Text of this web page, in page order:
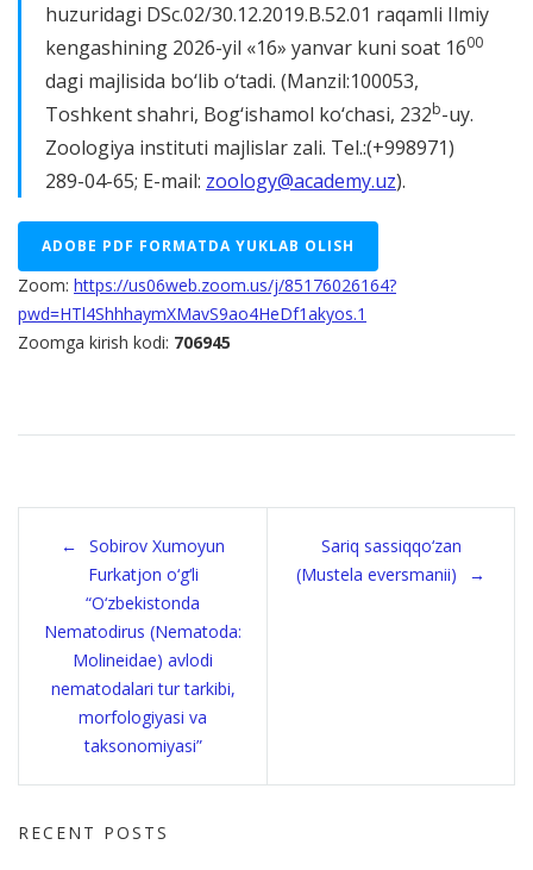
huzuridagi DSc.02/30.12.2019.B.52.01 raqamli Ilmiy
kengashining 2026-yil «16» yanvar kuni soat 1600
dagi majlisida bo‘lib o‘tadi. (Manzil:100053,
Toshkent shahri, Bog‘ishamol ko‘chasi, 232b-uy.
Zoologiya instituti majlislar zali. Tel.:(+998971)
289-04-65; Е-mail: zoology@academy.uz).
ADOBE PDF FORMATDA YUKLAB OLISH
Zoom: https://us06web.zoom.us/j/85176026164?
pwd=HTl4ShhhaymXMavS9ao4HeDf1akyos.1
Zoomga kirish kodi: 706945
Post
navigation
Sobirov Xumoyun
Furkatjon o‘g‘li
“O‘zbekistonda
Nematodirus (Nematoda:
Molineidae) avlodi
nematodalari tur tarkibi,
morfologiyasi va
taksonomiyasi”
Sariq sassiqqo‘zan
(Mustela eversmanii)
RECENT POSTS